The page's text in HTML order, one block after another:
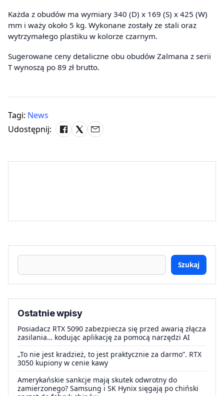
Każda z obudów ma wymiary 340 (D) x 169 (S) x 425 (W)
mm i waży około 5 kg. Wykonane zostały ze stali oraz
wytrzymałego plastiku w kolorze czarnym.
Sugerowane ceny detaliczne obu obudów Zalmana z serii
T wynoszą po 89 zł brutto.
Tagi: News
Udostępnij:
Szukaj
Ostatnie wpisy
Posiadacz RTX 5090 zabezpiecza się przed awarią złącza
zasilania… kodując aplikację za pomocą narzędzi AI
„To nie jest kradzież, to jest praktycznie za darmo”. RTX
3050 kupiony w cenie kawy
Amerykańskie sankcje mają skutek odwrotny do
zamierzonego? Samsung i SK Hynix sięgają po chiński